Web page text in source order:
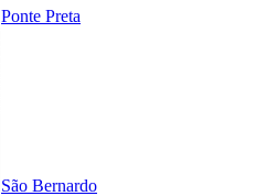
Ponte Preta
São Bernardo